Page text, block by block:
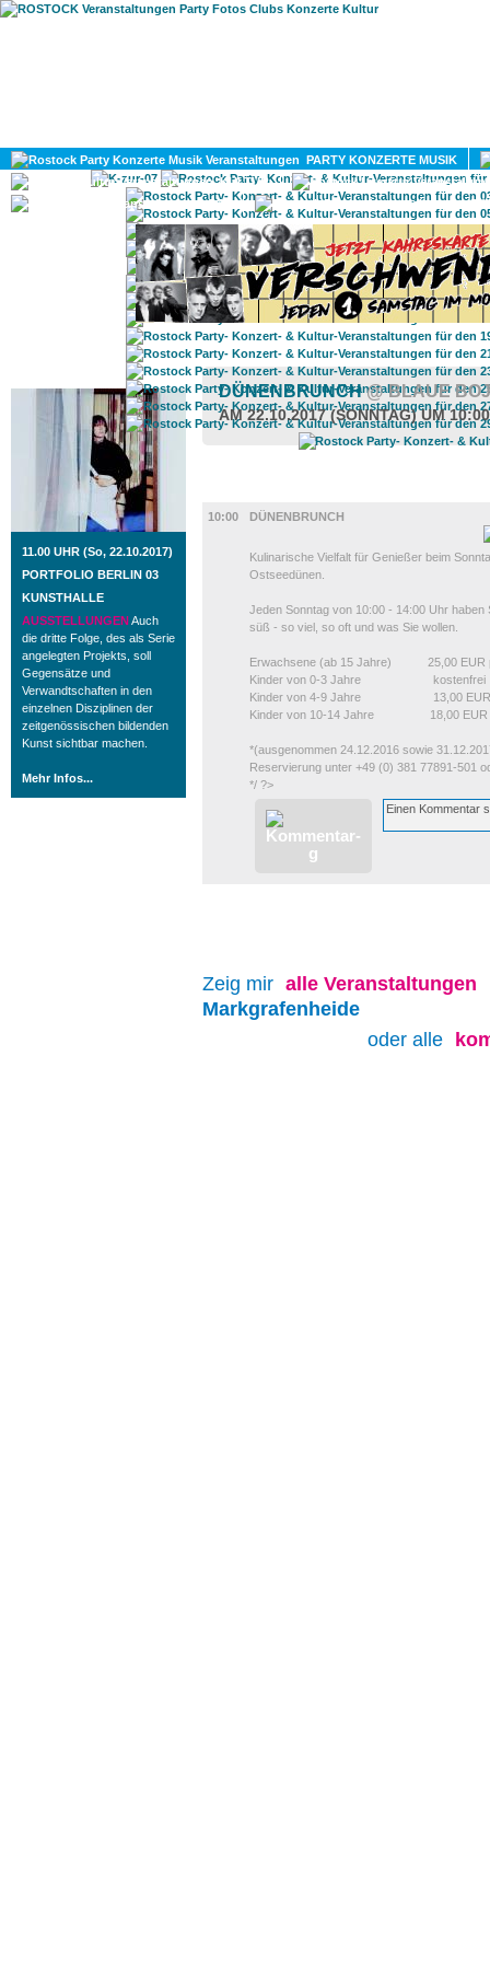
PARTY KONZERTE MUSIK
KULTUR
GAY
ROSTOCK TAGESTIPP
11.00 UHR (So, 22.10.2017)
PORTFOLIO BERLIN 03
KUNSTHALLE
AUSSTELLUNGENAuch
die dritte Folge, des als Serie
angelegten Projekts, soll
Gegensätze und
Verwandtschaften in den
einzelnen Disziplinen der
zeitgenössischen bildenden
Kunst sichtbar machen.
Mehr Infos...
DÜNENBRUNCH@ BLAUE
AM 22.10.2017 (SONNTAG) UM
10:00
DÜNENBRUNCH
Kulinarische Vielfalt für Genießer beim
Ostseedünen.
Jeden Sonntag von 10:00 - 14:00 Uhr
süß - so viel, so oft und was Sie wollen.
Erwachsene (ab 15 Jahre) 25,00 EUR
Kinder von 0-3 Jahre kostenfrei
Kinder von 4-9 Jahre 13,00 EUR
Kinder von 10-14 Jahre 18,00 EUR
*(ausgenommen 24.12.2016 sowie
Reservierung unter +49 (0) 381 77891-501
*/ ?>
Zeig mir alle Veranstaltungen
Markgrafenheide
oder alle